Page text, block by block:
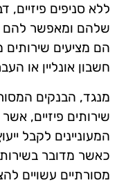
ללא סניפים
שלהם ומאפשר להם
הם מציעים שירותים
חשבון אונליין או
מנגד, הבנקים
שירותים פיזיים, אשר
המעוניינים לקבל
כאשר מדובר
מסורתיים עשויים